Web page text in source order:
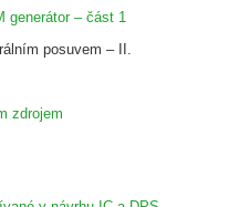
generátor – část 1
posuvem – II.
zdrojem